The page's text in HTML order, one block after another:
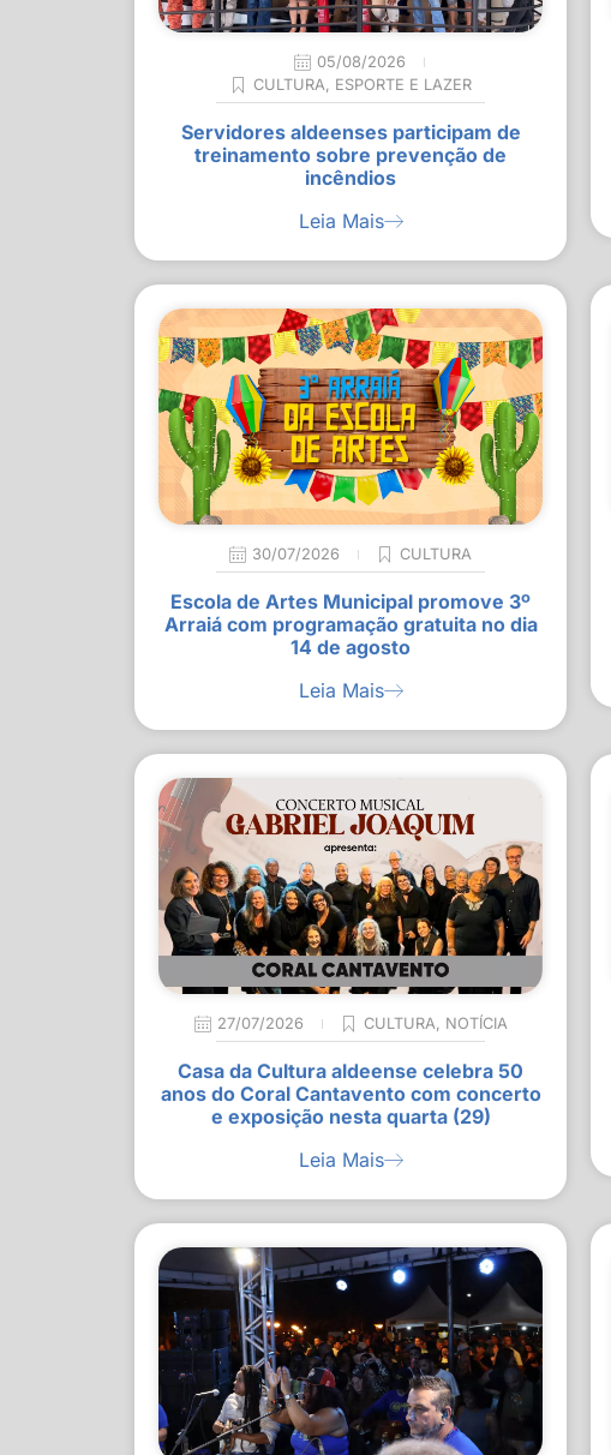
05/08/2026
CULTURA, ESPORTE E LAZER
Servidores aldeenses participam de
treinamento sobre prevenção de
incêndios
Leia Mais
30/07/2026 CULTURA
Escola de Artes Municipal promove 3º
Arraiá com programação gratuita no dia
14 de agosto
Leia Mais
27/07/2026 CULTURA, NOTÍCIA
Casa da Cultura aldeense celebra 50
anos do Coral Cantavento com concerto
e exposição nesta quarta (29)
Leia Mais